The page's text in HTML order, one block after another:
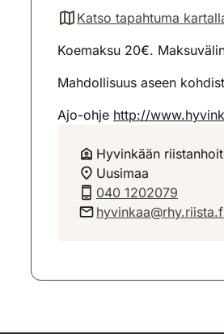
Katso tapahtuma
(avautuu uuteen
Koemaksu 20€.
Mahdollisuus aseen
Ajo-ohje http://
Hyvinkään
Uusimaa
040 1202079